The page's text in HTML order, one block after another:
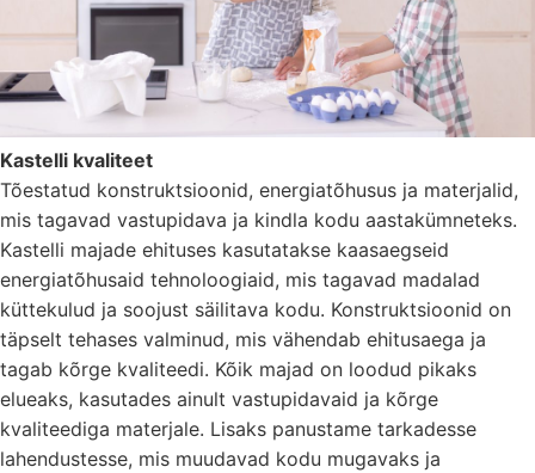
Kastelli kvaliteet
Tõestatud konstruktsioonid, energiatõhusus ja materjalid,
mis tagavad vastupidava ja kindla kodu aastakümneteks.
Kastelli majade ehituses kasutatakse kaasaegseid
energiatõhusaid tehnoloogiaid, mis tagavad madalad
küttekulud ja soojust säilitava kodu. Konstruktsioonid on
täpselt tehases valminud, mis vähendab ehitusaega ja
tagab kõrge kvaliteedi. Kõik majad on loodud pikaks
elueaks, kasutades ainult vastupidavaid ja kõrge
kvaliteediga materjale. Lisaks panustame tarkadesse
lahendustesse, mis muudavad kodu mugavaks ja